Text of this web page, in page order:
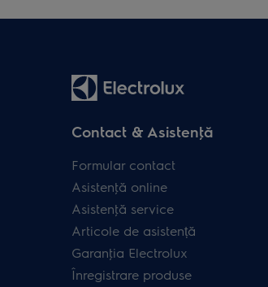
Contact & Asistenţă
Formular contact
Asistenţă online
Asistenţă service
Articole de asistență
Garanţia Electrolux
Înregistrare produse